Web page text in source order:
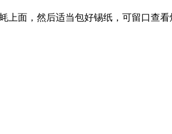
面，然后适当包好锡纸，可留口查看